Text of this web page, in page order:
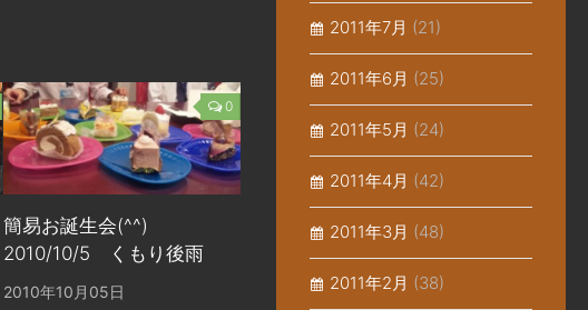
0
簡易お誕生会(^^)
2010/10/5 くもり後雨
2010年10月05日
2011年7月 (21)
2011年6月 (25)
2011年5月 (24)
2011年4月 (42)
2011年3月 (48)
2011年2月 (38)